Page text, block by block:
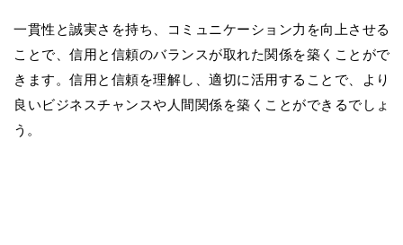
一貫性と誠実さを持ち、コミュニケーション力を向上させる
ことで、信用と信頼のバランスが取れた関係を築くことがで
きます。信用と信頼を理解し、適切に活用することで、より
良いビジネスチャンスや人間関係を築くことができるでしょ
う。